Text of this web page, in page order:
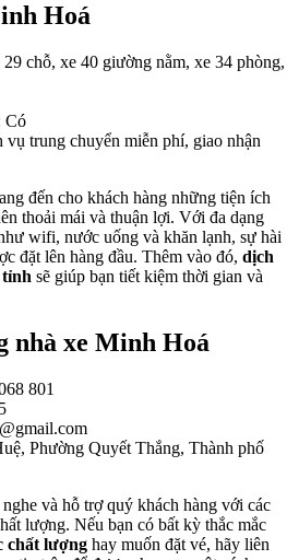
Hoá
chỗ, xe 40 giường nằm, xe 34 phòng,
Có
trung chuyển miễn phí, giao nhận
đến cho khách hàng những tiện ích
thoải mái và thuận lợi. Với đa dạng
wifi, nước uống và khăn lạnh, sự hài
đặt lên hàng đầu. Thêm vào đó, dịch
tỉnh sẽ giúp bạn tiết kiệm thời gian và
nhà xe Minh Hoá
801
Phường Quyết Thắng, Thành phố
và hỗ trợ quý khách hàng với các
lượng. Nếu bạn có bất kỳ thắc mắc
chất lượng hay muốn đặt vé, hãy liên